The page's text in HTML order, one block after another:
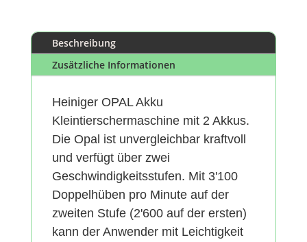
Beschreibung
Zusätzliche Informationen
Heiniger OPAL Akku
Kleintierschermaschine mit 2 Akkus.
Die Opal ist unvergleichbar kraftvoll
und verfügt über zwei
Geschwindigkeitsstufen. Mit 3'100
Doppelhüben pro Minute auf der
zweiten Stufe (2'600 auf der ersten)
kann der Anwender mit Leichtigkeit